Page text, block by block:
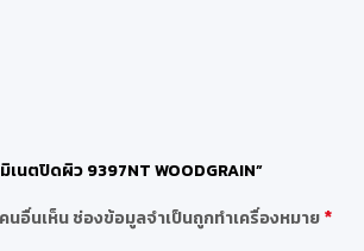
นตปิดผิว 9397NT WOODGRAIN”
นอื่นเห็นช่องข้อมูลจำเป็นถูกทำเครื่องหมาย*